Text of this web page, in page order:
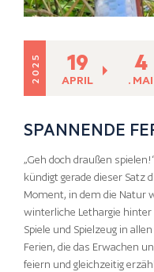
2025 19
APRIL
4
. MAI
SPANNENDE
„Geh doch draußen
kündigt gerade dieser Satz
Moment, in dem die Natur
winterliche Lethargie hinter
Spiele und Spielzeug in
Ferien, die das Erwachen
feiern und gleichzeitig